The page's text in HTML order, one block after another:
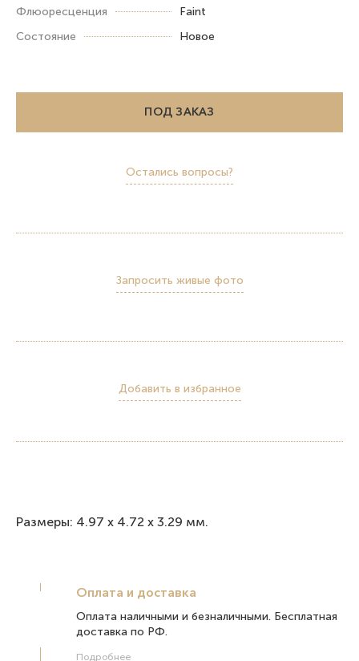
Флюоресценция
Faint
Состояние
Новое
ПОД ЗАКАЗ
Остались вопросы?
Запросить живые фото
Добавить в избранное
Pазмеры: 4.97 x 4.72 x 3.29 мм.
Оплата и доставка
Оплата наличными и безналичными. Бесплатная
доставка по РФ.
Подробнее